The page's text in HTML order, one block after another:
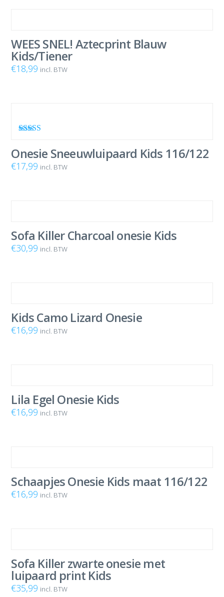
WEES SNEL! Aztecprint Blauw
Kids/Tiener
€18,99 incl. BTW
uit 5
Onesie Sneeuwluipaard Kids 116/122
€17,99 incl. BTW
Sofa Killer Charcoal onesie Kids
€30,99 incl. BTW
Kids Camo Lizard Onesie
€16,99 incl. BTW
Lila Egel Onesie Kids
€16,99 incl. BTW
Schaapjes Onesie Kids maat 116/122
€16,99 incl. BTW
Sofa Killer zwarte onesie met
luipaard print Kids
€35,99 incl. BTW